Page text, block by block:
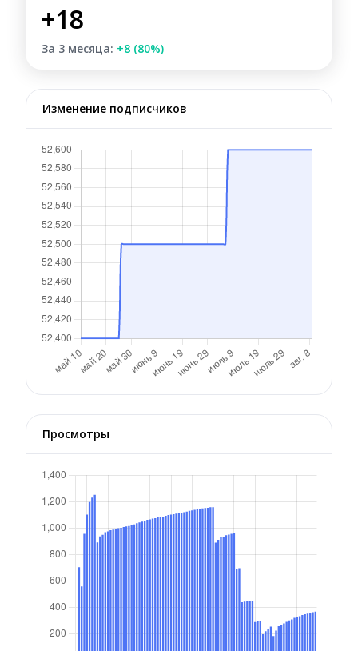
+18
За 3 месяца: +8 (80%)
Изменение подписчиков
Просмотры